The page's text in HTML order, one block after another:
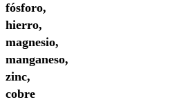
fósforo,
hierro,
magnesio,
manganeso,
zinc,
cobre